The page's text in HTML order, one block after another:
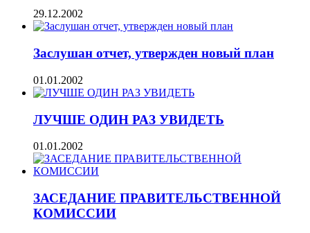
29.12.2002
Заслушан отчет, утвержден новый план
01.01.2002
ЛУЧШЕ ОДИН РАЗ УВИДЕТЬ
01.01.2002
ЗАСЕДАНИЕ ПРАВИТЕЛЬСТВЕННОЙ
КОМИССИИ